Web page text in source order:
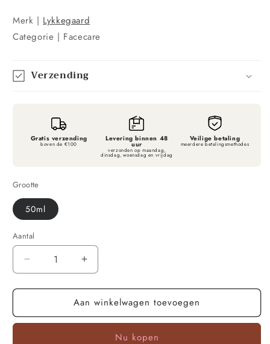
Merk | Lykkegaard
Categorie | Facecare
Verzending
Gratis verzending
boven de €100
Levering binnen 48
uur
verzonden op maandag,
dinsdag, woensdag en vrijdag
Veilige betaling
meerdere betalingsmethodes
Grootte
50ml
Aantal
Aantal
verlagen
voor
Lykkegaard
Illuminating
Aantal
verhogen
voor
Lykkegaard
Illuminating
Aan winkelwagen toevoegen
Nu kopen